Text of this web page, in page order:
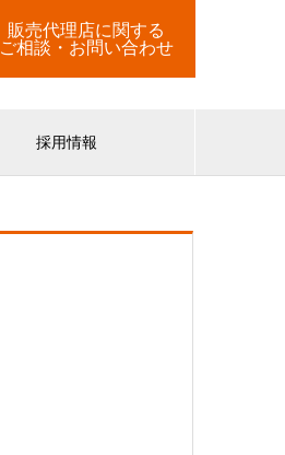
販売代理店に関する
ご相談・お問い合わせ
採用情報